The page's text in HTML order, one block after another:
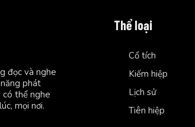
đọc và nghe
phát
có thể nghe
mọi nơi.
Thể loại
Cổ tích
Kiếm hiệp
Lịch sử
Tiên hiệp